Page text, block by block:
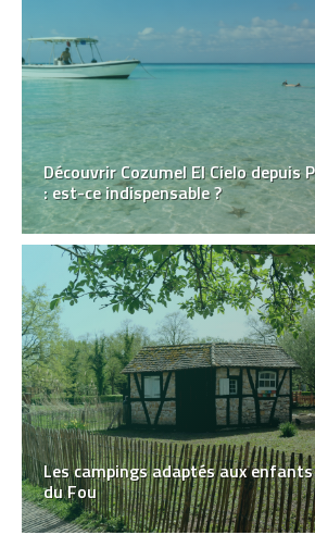
Découvrir Cozumel El Cielo depuis
: est-ce indispensable ?
Les campings adaptés aux
du Fou